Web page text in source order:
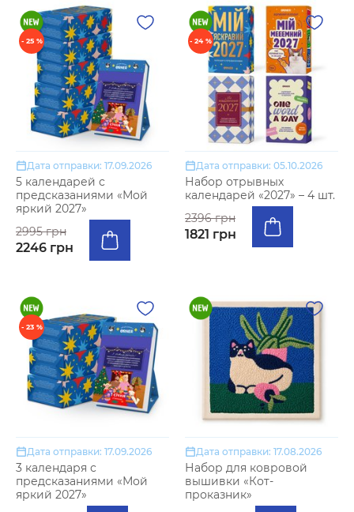
- 25 %
Дата отправки: 17.09.2026
5 календарей с
предсказаниями «Мой
яркий 2027»
2995 грн
2246 грн
- 24 %
Дата отправки: 05.10.2026
Набор отрывных
календарей «2027» – 4 шт.
2396 грн
1821 грн
- 23 %
Дата отправки: 17.09.2026
3 календаря с
предсказаниями «Мой
яркий 2027»
Дата отправки: 17.08.2026
Набор для ковровой
вышивки «Кот-
проказник»